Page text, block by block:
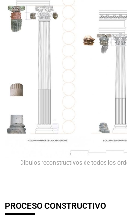
Dibujos reconstructivos de todos los
PROCESO CONSTRUCTIVO